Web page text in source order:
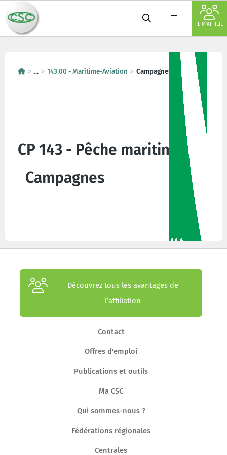
JE M'AFFILIE
... 143.00 - Maritime-Aviation Campagnes
CP 143 - Pêche maritime
Campagnes
Découvrez tous les avantages de
l’affiliation
Contact
Offres d'emploi
Publications et outils
Ma CSC
Qui sommes-nous ?
Fédérations régionales
Centrales